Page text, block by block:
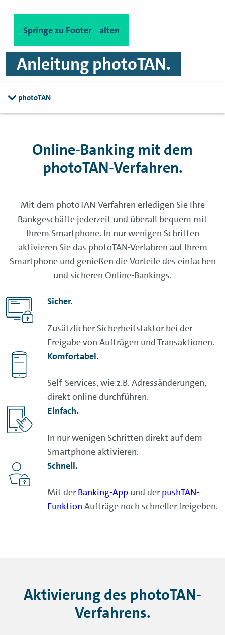
Spinge zu Hauptinhalten
Springe zu Footer
Anleitung photoTAN.
photoTAN
Online-Banking mit dem
photoTAN-Verfahren.
Mit dem photoTAN-Verfahren erledigen Sie Ihre
Bankgeschäfte jederzeit und überall bequem mit
Ihrem Smartphone. In nur wenigen Schritten
aktivieren Sie das photoTAN-Verfahren auf Ihrem
Smartphone und genießen die Vorteile des einfachen
und sicheren Online-Bankings.
Sicher.
Zusätzlicher Sicherheitsfaktor bei der
Freigabe von Aufträgen und Transaktionen.
Komfortabel.
Self-Services, wie z.B. Adressänderungen,
direkt online durchführen.
Einfach.
In nur wenigen Schritten direkt auf dem
Smartphone aktivieren.
Schnell.
Mit der Banking-App und der pushTAN-
Funktion Aufträge noch schneller freigeben.
Aktivierung des photoTAN-
Verfahrens.